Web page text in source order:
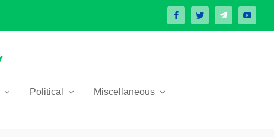
Political Miscellaneous